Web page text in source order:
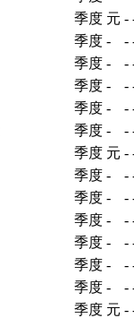
季度 元 -
季度 - -
季度 - -
季度 - -
季度 - -
季度 - -
季度 元 -
季度 - -
季度 - -
季度 - -
季度 - -
季度 - -
季度 - -
季度 元 -